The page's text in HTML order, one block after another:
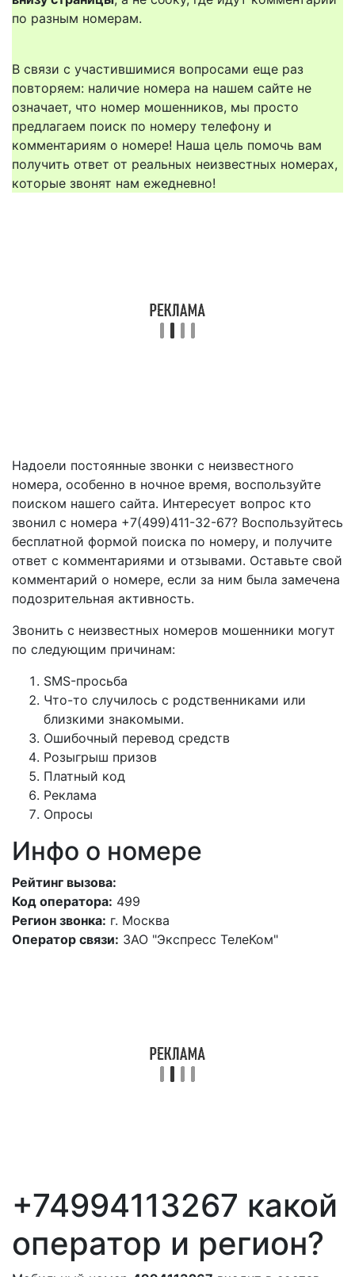
по разным номерам.
В связи с участившимися вопросами еще раз
повторяем: наличие номера на нашем сайте не
означает, что номер мошенников, мы просто
предлагаем поиск по номеру телефону и
комментариям о номере! Наша цель помочь вам
получить ответ от реальных неизвестных номерах,
которые звонят нам ежедневно!
Надоели постоянные звонки с неизвестного
номера, особенно в ночное время, воспользуйте
поиском нашего сайта. Интересует вопрос кто
звонил с номера +7(499)411-32-67? Воспользуйтесь
бесплатной формой поиска по номеру, и получите
ответ с комментариями и отзывами. Оставьте свой
комментарий о номере, если за ним была замечена
подозрительная активность.
Звонить с неизвестных номеров мошенники могут
по следующим причинам:
SMS-просьба
Что-то случилось с родственниками или
близкими знакомыми.
Ошибочный перевод средств
Розыгрыш призов
Платный код
Реклама
Опросы
Инфо о номере
Рейтинг вызова:
Код оператора: 499
Регион звонка: г. Москва
Оператор связи: ЗАО "Экспресс ТелеКом"
+74994113267 какой
оператор и регион?